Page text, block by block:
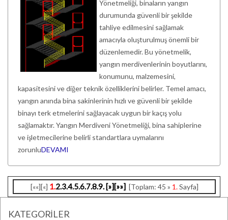
Yönetmeliği, binaların yangın
durumunda güvenli bir şekilde
tahliye edilmesini sağlamak
amacıyla oluşturulmuş önemli bir
düzenlemedir. Bu yönetmelik,
yangın merdivenlerinin boyutlarını,
konumunu, malzemesini,
kapasitesini ve diğer teknik özelliklerini belirler. Temel amacı,
yangın anında bina sakinlerinin hızlı ve güvenli bir şekilde
binayı terk etmelerini sağlayacak uygun bir kaçış yolu
sağlamaktır. Yangın Merdiveni Yönetmeliği, bina sahiplerine
ve işletmecilerine belirli standartlara uymalarını
zorunluDEVAMI
[««][«] 1.2.3.4.5.6.7.8.9.[»][»»] [Toplam: 45 » 1.Sayfa]
KATEGORİLER